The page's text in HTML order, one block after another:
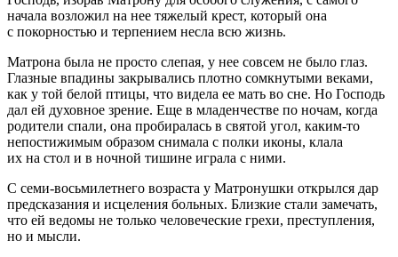
начала возложил на нее тяжелый крест, который она
с покорностью и терпением несла всю жизнь.
Матрона была не просто слепая, у нее совсем не было глаз.
Глазные впадины закрывались плотно сомкнутыми веками,
как у той белой птицы, что видела ее мать во сне. Но Господь
дал ей духовное зрение. Еще в младенчестве по ночам, когда
родители спали, она пробиралась в святой угол, каким-то
непостижимым образом снимала с полки иконы, клала
их на стол и в ночной тишине играла с ними.
С семи-восьмилетнего возраста у Матронушки открылся дар
предсказания и исцеления больных. Близкие стали замечать,
что ей ведомы не только человеческие грехи, преступления,
но и мысли.